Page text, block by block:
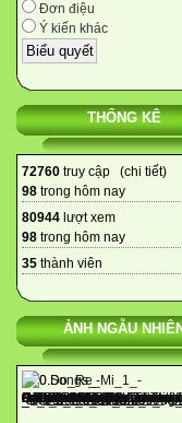
Đơn điệu
Ý kiến khác
THỐNG KÊ
72760 truy cập (chi tiết)
98 trong hôm nay
80944 lượt xem
98 trong hôm nay
35 thành viên
ẢNH NGẪU